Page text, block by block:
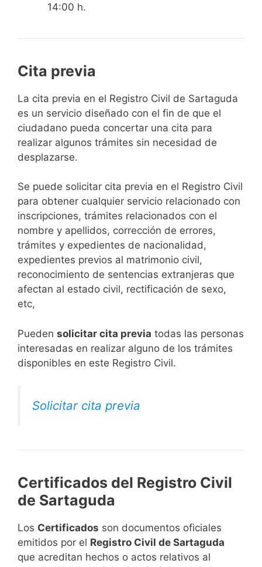
14:00 h.
Cita previa
​​​​​​​​​​​​​​​​​​​​​​​​​​​​La cita previa en el Registro Civil de Sartaguda
es un servicio diseñado con el fin de que el
ciudadano pueda concertar una cita para
realizar algunos trámites sin necesidad de
desplazarse.​
Se puede solicitar cita previa en el Registro Civil
para obtener cualquier servicio relacionado con
inscripciones, trámites relacionados con el
nombre y apellidos, corrección de errores,
trámites y expedientes de nacionalidad,
expedientes previos al matrimonio civil,
reconocimiento de sentencias extranjeras que
afectan al estado civil, rectificación de sexo,
etc,
​Pueden solicitar cita previa todas las personas
interesadas en realizar alguno de los trámites
disponibles en este Registro Civil.​
Solicitar cita previa
Certificados del Registro Civil
de Sartaguda
Los Certificados son documentos oficiales
emitidos por el Registro Civil de Sartaguda
que acreditan hechos o actos relativos al